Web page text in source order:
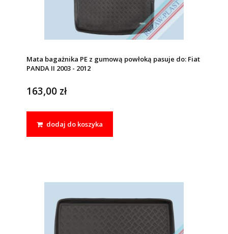
Mata bagażnika PE z gumową powłoką pasuje do: Fiat
PANDA II 2003 - 2012
163,00 zł
dodaj do koszyka